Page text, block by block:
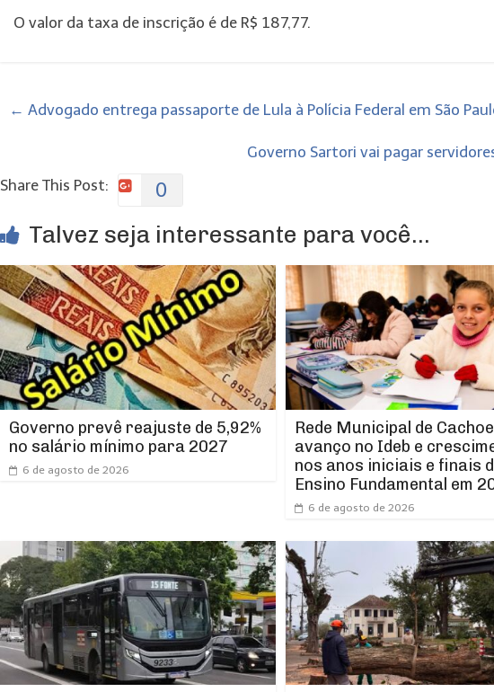
O valor da taxa de inscrição é de R$ 187,77.
← Advogado entrega passaporte de Lula à Polícia Federal em São
Governo Sartori vai pagar
Share This Post:
0
Talvez seja interessante para você...
Governo prevê reajuste de 5,92%
no salário mínimo para 2027
6 de agosto de 2026
Rede Municipal de
avanço no Ideb e
nos anos iniciais e finais
Ensino Fundamental em
6 de agosto de 2026